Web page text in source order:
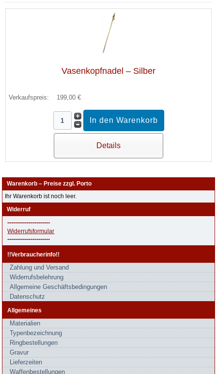
Vasenkopfnadel – Silber
Verkaufspreis: 199,00 €
Details
Warenkorb – Preise zzgl. Porto
Ihr Warenkorb ist noch leer.
Widerruf
----------------------
Widerrufsformular
----------------------
!!Verbraucherinfo!!
Zahlung und Versand
Widerrufsbelehrung
Allgemeine Geschäftsbedingungen
Datenschutz
Allgemeines
Materialien
Typenbezeichnung
Ringbestellungen
Gravur
Lieferzeiten
Waffenbestellungen